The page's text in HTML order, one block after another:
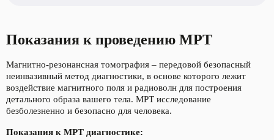
Показания к проведению МРТ
Магнитно-резонансная томография – передовой безопасный
неинвазивный метод диагностики, в основе которого лежит
воздействие магнитного поля и радиоволн для построения
детального образа вашего тела. МРТ исследование
безболезненно и безопасно для человека.
Показания к МРТ диагностике: